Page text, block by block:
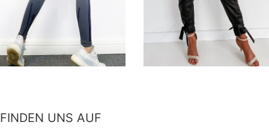
FINDEN UNS AUF